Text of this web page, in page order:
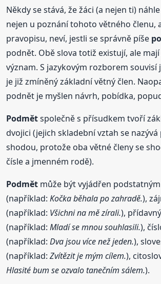
Někdy se stává, že žáci (a nejen ti)
nejen u poznání tohoto větného členu,
pravopisu, neví, jestli se správně píše
podnět. Obě slova totiž existují, ale
význam. S jazykovým rozborem souvisí
je již zmíněný základní větný člen.
podnět je myšlen návrh, pobídka,
Podmětspolečně s přísudkem tvoří
dvojici (jejich skladební vztah se
shodou, protože oba větné členy se
čísle a jmenném rodě).
Podmět může být vyjádřen
(například:Kočka běhala po zahradě.),
(například: Všichni na mě zírali.),
(například:Mladí se mnou souhlasili.),
(například:Dva jsou více než jeden.),
(například:Zvítězit je mým cílem.),
Hlasité bum se ozvalo tanečním sálem.).